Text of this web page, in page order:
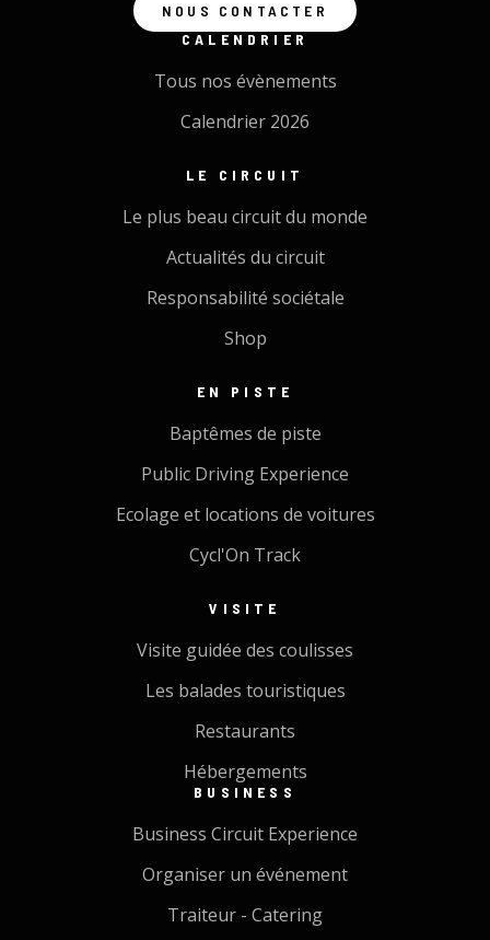
NOUS CONTACTER
CALENDRIER
Tous nos évènements
Calendrier 2026
LE CIRCUIT
Le plus beau circuit du monde
Actualités du circuit
Responsabilité sociétale
Shop
EN PISTE
Baptêmes de piste
Public Driving Experience
Ecolage et locations de voitures
Cycl'On Track
VISITE
Visite guidée des coulisses
Les balades touristiques
Restaurants
Hébergements
BUSINESS
Business Circuit Experience
Organiser un événement
Traiteur - Catering